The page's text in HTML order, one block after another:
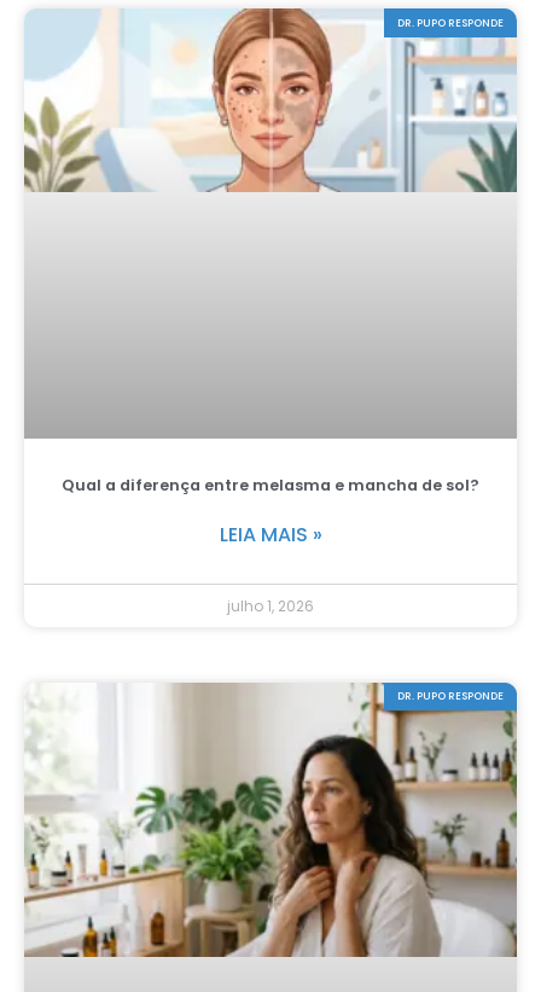
DR. PUPO RESPONDE
Qual a diferença entre melasma e mancha de sol?
LEIA MAIS »
julho 1, 2026
DR. PUPO RESPONDE